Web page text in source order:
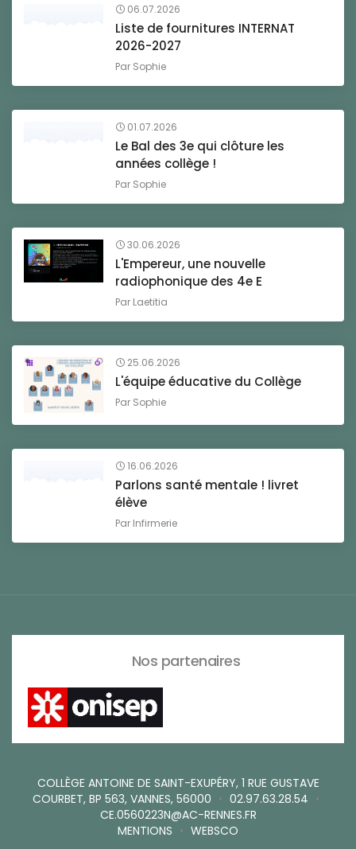
06.07.2026
Liste de fournitures INTERNAT
2026-2027
Par Sophie
01.07.2026
Le Bal des 3e qui clôture les
années collège !
Par Sophie
30.06.2026
L'Empereur, une nouvelle
radiophonique des 4e E
Par Laetitia
25.06.2026
L'équipe éducative du Collège
Par Sophie
16.06.2026
Parlons santé mentale ! livret
élève
Par Infirmerie
Nos partenaires
COLLÈGE ANTOINE DE SAINT-EXUPÉRY, 1 RUE GUSTAVE
COURBET, BP 563, VANNES, 56000 • 02.97.63.28.54 •
CE.0560223N@AC-RENNES.FR
MENTIONS • WEBSCO